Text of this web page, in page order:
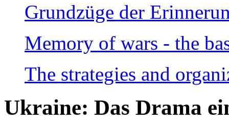
Grundzüge der
Memory of wars - the
The strategies and
Ukraine: Das Drama